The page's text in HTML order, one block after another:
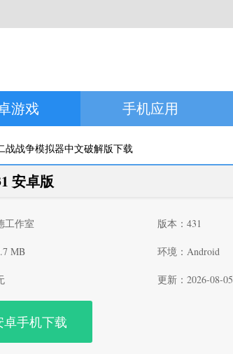
游戏 手机应用
战战争模拟器中文破解版下载
安卓版
卓手机下载
工作室 版本：431
MB 环境：Android
更新：2026-08-05